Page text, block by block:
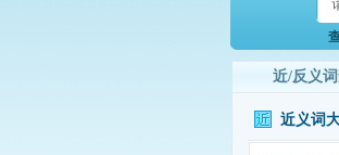
近/反义
近义词